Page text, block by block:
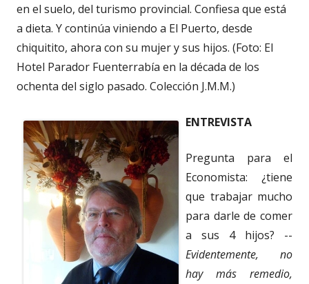
en el suelo, del turismo provincial. Confiesa que está
a dieta. Y continúa viniendo a El Puerto, desde
chiquitito, ahora con su mujer y sus hijos. (Foto: El
Hotel Parador Fuenterrabía en la década de los
ochenta del siglo pasado. Colección J.M.M.)
ENTREVISTA
Pregunta para el
Economista: ¿tiene
que trabajar mucho
para darle de comer
a sus 4 hijos? --
Evidentemente, no
hay más remedio,